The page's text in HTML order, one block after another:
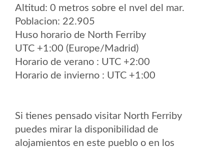
Altitud: 0 metros sobre el nvel del mar.
Poblacion: 22.905
Huso horario de North Ferriby
UTC +1:00 (Europe/Madrid)
Horario de verano : UTC +2:00
Horario de invierno : UTC +1:00
Si tienes pensado visitar North Ferriby
puedes mirar la disponibilidad de
alojamientos en este pueblo o en los